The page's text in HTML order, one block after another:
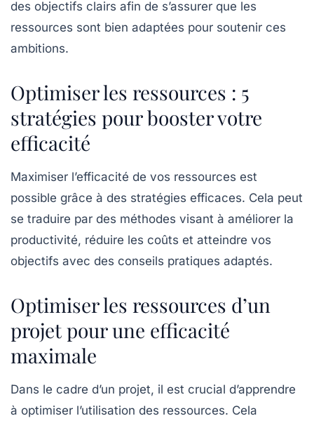
des objectifs clairs afin de s’assurer que les
ressources sont bien adaptées pour soutenir ces
ambitions.
Optimiser les ressources : 5
stratégies pour booster votre
efficacité
Maximiser l’efficacité de vos ressources est
possible grâce à des stratégies efficaces. Cela peut
se traduire par des méthodes visant à améliorer la
productivité, réduire les coûts et atteindre vos
objectifs avec des conseils pratiques adaptés.
Optimiser les ressources d’un
projet pour une efficacité
maximale
Dans le cadre d’un projet, il est crucial d’apprendre
à optimiser l’utilisation des ressources. Cela